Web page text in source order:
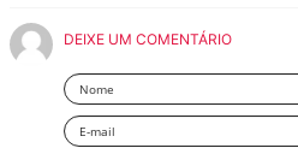
DEIXE UM COMENTÁRIO
Nome
Email